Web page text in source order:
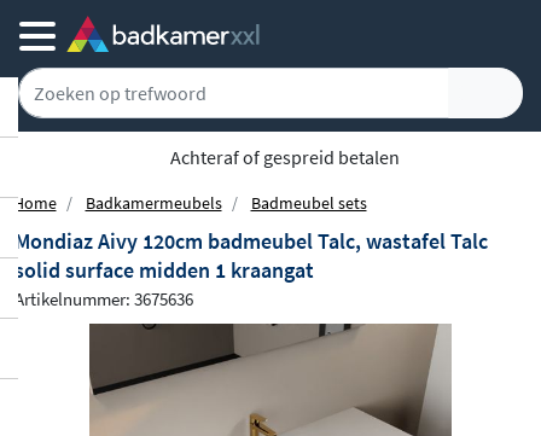
Achteraf of gespreid betalen
Home Badkamermeubels Badmeubel sets
Mondiaz Aivy 120cm badmeubel Talc, wastafel Talc
solid surface midden 1 kraangat
Artikelnummer: 3675636